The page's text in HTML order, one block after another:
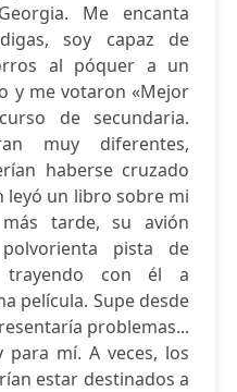
Me encanta
soy capaz de
al póquer a un
y me votaron «Mejor
de secundaria.
muy diferentes,
haberse cruzado
leyó un libro sobre mi
tarde, su avión
pista de
trayendo con él a
película. Supe desde
problemas...
mí. A veces, los
estar destinados a